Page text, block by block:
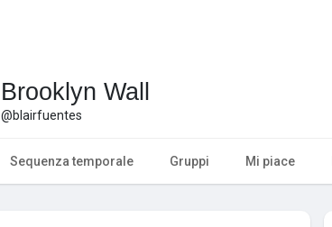
Brooklyn Wall
@blairfuentes
Sequenza temporale Gruppi Mi piace